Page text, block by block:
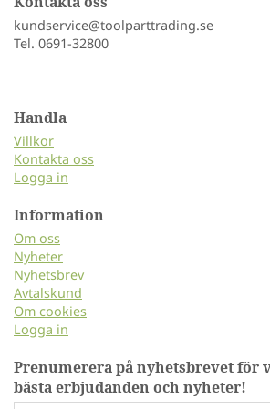
kundservice@toolparttrading.se
Tel. 0691-32800
Handla
Villkor
Kontakta oss
Logga in
Information
Om oss
Nyheter
Nyhetsbrev
Avtalskund
Om cookies
Logga in
Prenumerera på nyhetsbrevet för
bästa erbjudanden och nyheter!